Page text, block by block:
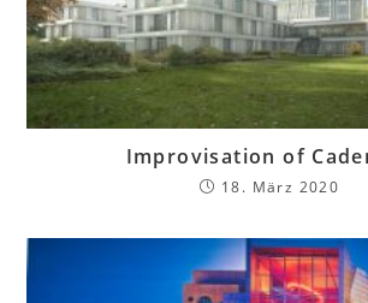
Improvisation of
18. März 2020